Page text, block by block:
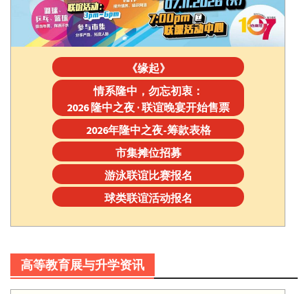
《缘起》
情系隆中，勿忘初衷：
2026 隆中之夜 · 联谊晚宴开始售票
2026年隆中之夜-筹款表格
市集摊位招募
游泳联谊比赛报名
球类联谊活动报名
高等教育展与升学资讯